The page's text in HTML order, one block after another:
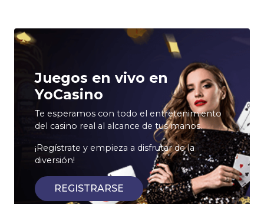
Juegos en vivo en
YoCasino
Te esperamos con todo el entretenimiento
del casino real al alcance de tus manos.
¡Regístrate y empieza a disfrutar de la
diversión!
REGISTRARSE